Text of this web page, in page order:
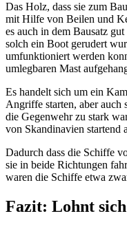
Das Holz, dass sie zum
mit Hilfe von Beilen und
es auch in dem Bausatz
solch ein Boot gerudert
umfunktioniert werden
umlegbaren Mast
Es handelt sich um ein
Angriffe starten, aber auch
die Gegenwehr zu stark
von Skandinavien startend
Dadurch dass die Schiffe
sie in beide Richtungen
waren die Schiffe etwa
Fazit: Lohnt